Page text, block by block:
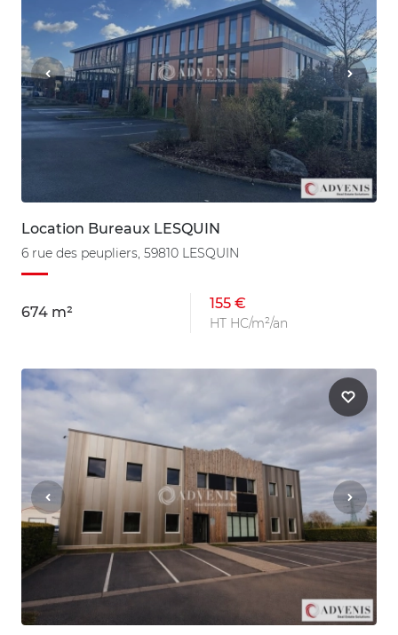
Location Bureaux LESQUIN
6 rue des peupliers, 59810 LESQUIN
674 m²
155 €
HT HC/m²/an